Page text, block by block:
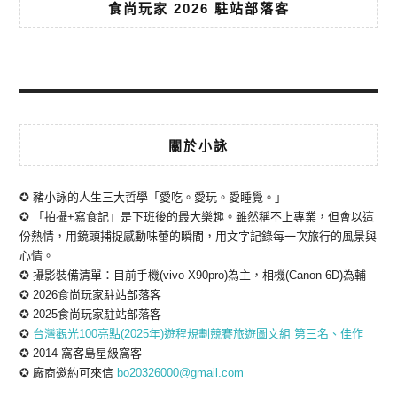
食尚玩家 2026 駐站部落客
關於小詠
✪ 豬小詠的人生三大哲學「愛吃。愛玩。愛睡覺。」
✪ 「拍攝+寫食記」是下班後的最大樂趣。雖然稱不上專業，但會以這
份熱情，用鏡頭捕捉感動味蕾的瞬間，用文字記錄每一次旅行的風景與
心情。
✪ 攝影裝備清單：目前手機(vivo X90pro)為主，相機(Canon 6D)為輔
✪ 2026食尚玩家駐站部落客
✪ 2025食尚玩家駐站部落客
✪ 台灣觀光100亮點(2025年)遊程規劃競賽旅遊圖文組 第三名、佳作
✪ 2014 窩客島星級窩客
✪ 廠商邀約可來信 bo20326000@gmail.com